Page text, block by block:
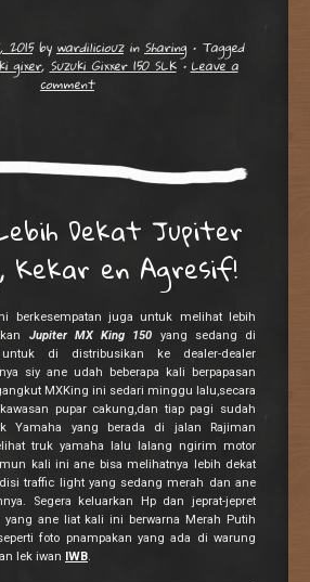
2015by wardiliciouz in Sharing • Tagged
gixer,Suzuki Gixxer 150 SLK • Leave a
comment
Dekat Jupiter
Kekar en Agresif!
berkesempatan juga untuk melihat lebih
Jupiter MX King 150 yang sedang di
di distribusikan ke dealer-dealer
siy ane udah beberapa kali berpapasan
MXKing ini sedari minggu lalu,secara
pupar cakung,dan tiap pagi sudah
Yamaha yang berada di jalan Rajiman
truk yamaha lalu lalang ngirim motor
kali ini ane bisa melihatnya lebih dekat
traffic light yang sedang merah dan ane
Segera keluarkan Hp dan jeprat-jepret
yang ane liat kali ini berwarna Merah Putih
foto pnampakan yang ada di warung
lek iwan IWB.